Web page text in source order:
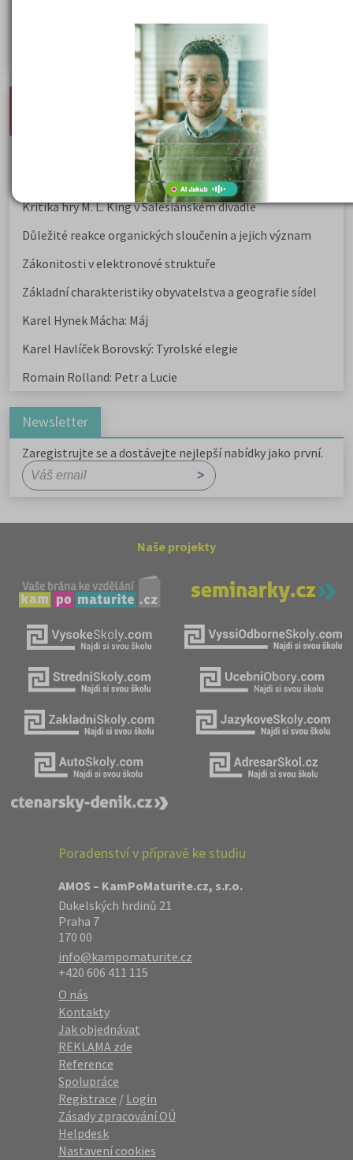
Jak se dostat na nejžádanější obory vysokých škol
nejnovější seminárky, maturitní otázky a čtenářsky
Karel Hynek Mácha: Máj
Karel Havlíček Borovský: Tyrolské elegie
Kritika hry M. L. King v Salesiánském divadle
Důležité reakce organických sloučenin a jejich význam
Zákonitosti v elektronové struktuře
Základní charakteristiky obyvatelstva a geografie sídel
Karel Hynek Mácha: Máj
Karel Havlíček Borovský: Tyrolské elegie
Romain Rolland: Petr a Lucie
Newsletter
Zaregistrujte se a dostávejte nejlepší nabídky jako první.
Naše projekty
Poradenství v přípravě ke studiu
AMOS – KamPoMaturite.cz, s.r.o.
Dukelských hrdinů 21
Praha 7
170 00
info@kampomaturite.cz
+420 606 411 115
O nás
Kontakty
Jak objednávat
REKLAMA zde
Reference
Spolupráce
Registrace / Login
Zásady zpracování OÚ
Helpdesk
Nastavení cookies